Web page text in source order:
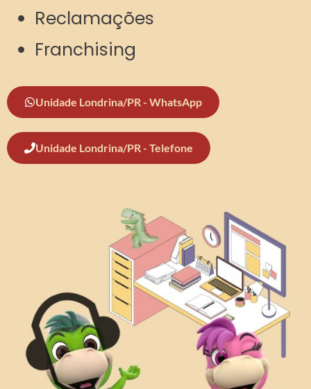
Reclamações
Franchising
Unidade Londrina/PR - WhatsApp
Unidade Londrina/PR - Telefone